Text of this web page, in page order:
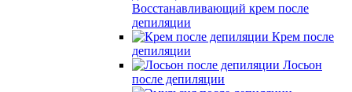
Восстанавливающий крем после
депиляции
Крем после
депиляции
Лосьон
после депиляции